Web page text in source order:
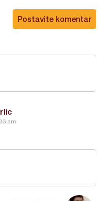
Postavite komentar
am